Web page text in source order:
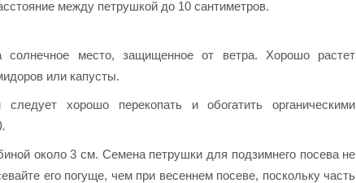
между петрушкой до 10 сантиметров.
место, защищенное от ветра. Хорошо растет
или капусты.
хорошо перекопать и обогатить органическими
около 3 см. Семена петрушки для подзимнего посева не
его погуще, чем при весеннем посеве, поскольку часть